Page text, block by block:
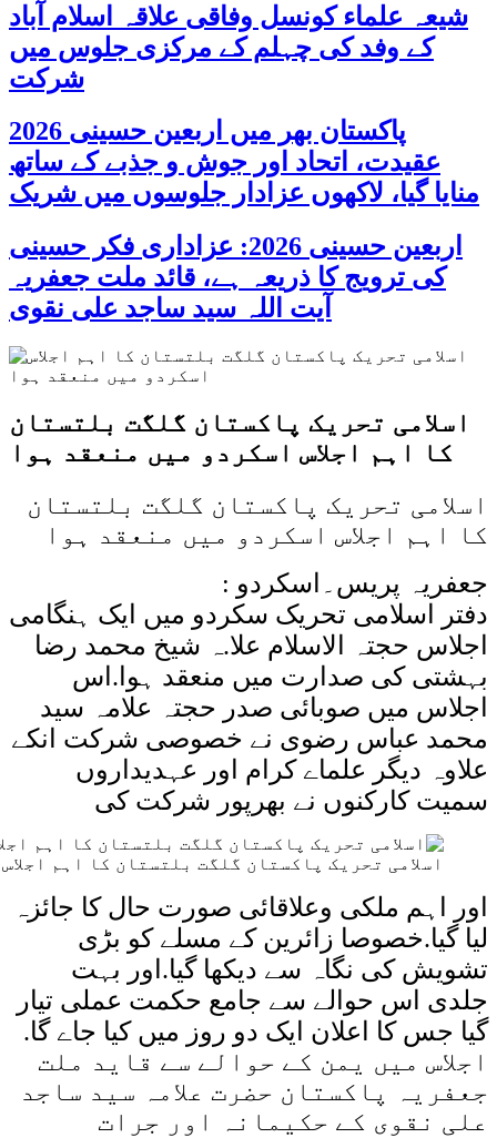
شیعہ علماء کونسل وفاقی علاقہ اسلام آباد
کے وفد کی چہلم کے مرکزی جلوس میں
شرکت
پاکستان بھر میں اربعین حسینی 2026
عقیدت، اتحاد اور جوش و جذبے کے ساتھ
منایا گیا، لاکھوں عزادار جلوسوں میں شریک
اربعین حسینی 2026: عزاداری فکر حسینی
کی ترویج کا ذریعہ ہے، قائد ملت جعفریہ
آیت اللہ سید ساجد علی نقوی
اسلامی تحریک پاکستان گلگت بلتستان
کا اہم اجلاس اسکردو میں منعقد ہوا
اسلامی تحریک پاکستان گلگت بلتستان
کا اہم اجلاس اسکردو میں منعقد ہوا
جعفریہ پریس۔اسکردو :
دفتر اسلامی تحریک سکردو میں ایک ہنگامی
اجلاس حجتہ الاسلام علا.ہ شیخ محمد رضا
بہشتی کی صدارت میں منعقد ہوا.اس
اجلاس میں صوبائی صدر حجتہ علامہ سید
محمد عباس رضوی نے خصوصی شرکت انکے
علاوہ دیگر علماے کرام اور عہدیداروں
سمیت کارکنوں نے بھرپور شرکت کی
اسلامی تحریک پاکستان گلگت بلتستان کا اہم
اور اہم ملکی وعلاقائی صورت حال کا جائزہ
لیا گیا.خصوصا زائرین کے مسلے کو بڑی
تشویش کی نگاہ سے دیکھا گیا.اور بہت
جلدی اس حوالے سے جامع حکمت عملی تیار
گیا جس کا اعلان ایک دو روز میں کیا جاے گا.
اجلاس میں یمن کے حوالے سے قاید ملت
جعفریہ پاکستان حضرت علامہ سید ساجد
علی نقوی کے حکیمانہ اور جرات